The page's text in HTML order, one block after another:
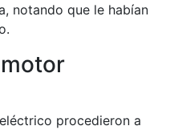
notando que le habían
procedieron a